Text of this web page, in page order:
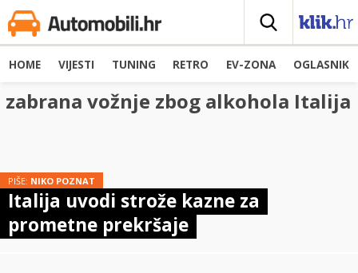
HOME VIJESTI TUNING RETRO EV-ZONA OGLASNIK
zabrana vožnje zbog alkohola Italija
PIŠE: NIKO POZNAT
Italija uvodi strože kazne za
prometne prekršaje